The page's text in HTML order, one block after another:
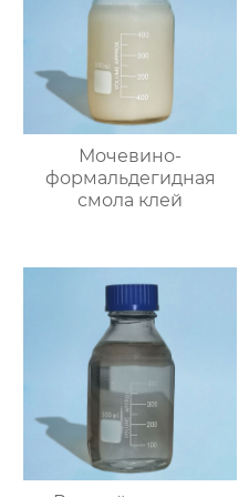
Мочевино-
формальдегидная
смола клей